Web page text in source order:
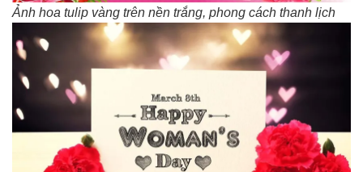
Ảnh hoa tulip vàng trên nền trắng, phong cách thanh lịch